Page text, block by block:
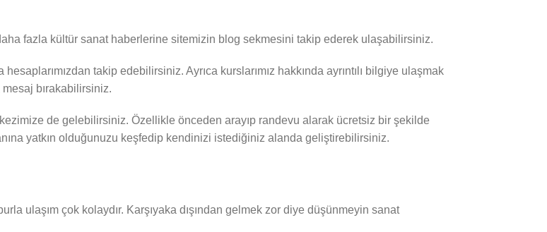
fazla kültür sanat haberlerine sitemizin blog sekmesini takip ederek ulaşabilirsiniz.
takip edebilirsiniz. Ayrıca kurslarımız hakkında ayrıntılı bilgiye ulaşmak
bırakabilirsiniz.
de gelebilirsiniz. Özellikle önceden arayıp randevu alarak ücretsiz bir şekilde
yatkın olduğunuzu keşfedip kendinizi istediğiniz alanda geliştirebilirsiniz.
ulaşım çok kolaydır. Karşıyaka dışından gelmek zor diye düşünmeyin sanat